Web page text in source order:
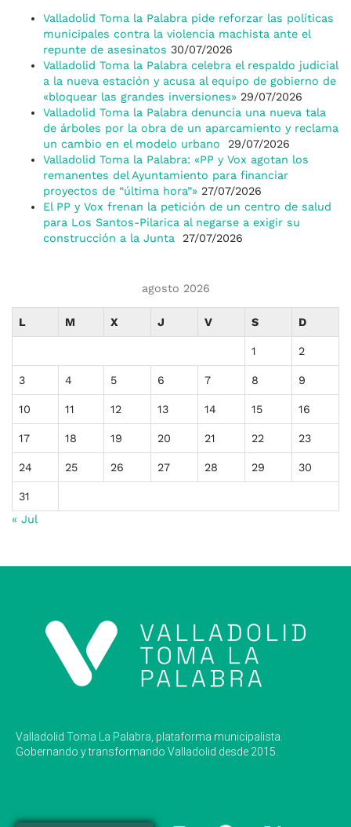
Valladolid Toma la Palabra pide reforzar las políticas
municipales contra la violencia machista ante el
repunte de asesinatos 30/07/2026
Valladolid Toma la Palabra celebra el respaldo judicial
a la nueva estación y acusa al equipo de gobierno de
«bloquear las grandes inversiones» 29/07/2026
Valladolid Toma la Palabra denuncia una nueva tala
de árboles por la obra de un aparcamiento y reclama
un cambio en el modelo urbano
29/07/2026
Valladolid Toma la Palabra: «PP y Vox agotan los
remanentes del Ayuntamiento para financiar
proyectos de “última hora”» 27/07/2026
El PP y Vox frenan la petición de un centro de salud
para Los Santos-Pilarica al negarse a exigir su
construcción a la Junta
27/07/2026
agosto 2026
L M X J V S D
1 2
3 4 5 6 7 8 9
10 11 12 13 14 15 16
17 18 19 20 21 22 23
24 25 26 27 28 29 30
31
« Jul
Valladolid Toma La Palabra, plataforma municipalista.
Gobernando y transformando Valladolid desde 2015.